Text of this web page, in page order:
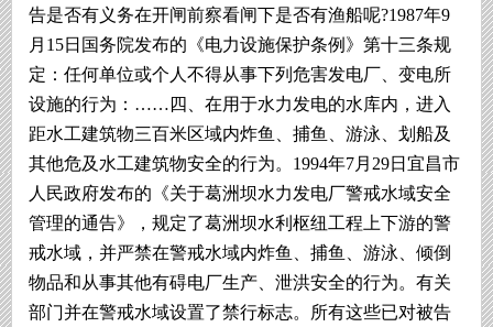
告是否有义务在开闸前察看闸下是否有渔船呢?1987年9
月15日国务院发布的《电力设施保护条例》第十三条规
定：任何单位或个人不得从事下列危害发电厂、变电所
设施的行为：……四、在用于水力发电的水库内，进入
距水工建筑物三百米区域内炸鱼、捕鱼、游泳、划船及
其他危及水工建筑物安全的行为。1994年7月29日宜昌市
人民政府发布的《关于葛洲坝水力发电厂警戒水域安全
管理的通告》，规定了葛洲坝水利枢纽工程上下游的警
戒水域，并严禁在警戒水域内炸鱼、捕鱼、游泳、倾倒
物品和从事其他有碍电厂生产、泄洪安全的行为。有关
部门并在警戒水域设置了禁行标志。所有这些已对被告